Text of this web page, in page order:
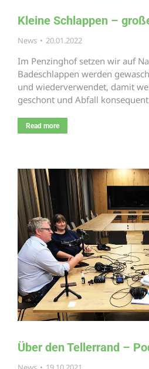
Kleine Schlappen –
News 20.01.2022
Im Penzinghof setzen wir auf
Badeschlappen werden
und wiederverwendet, damit
geschont und Abfall
Read more
Über den Tellerrand –